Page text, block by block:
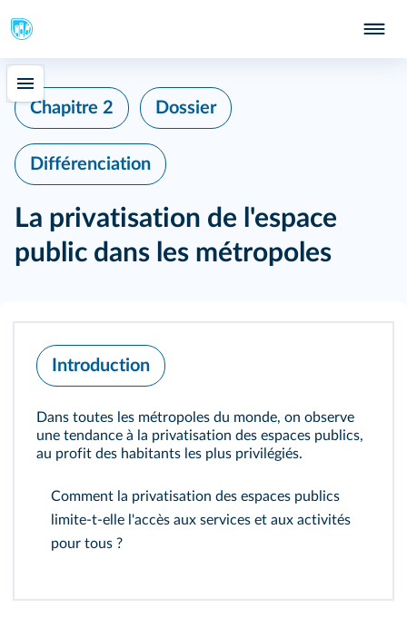
Chapitre 2 Dossier
Différenciation
La privatisation de l'espace
public dans les métropoles
Introduction
Dans toutes les métropoles du monde, on observe
une tendance à la privatisation des espaces publics,
au profit des habitants les plus privilégiés.
Comment la privatisation des espaces publics
limite-t-elle l'accès aux services et aux activités
pour tous ?